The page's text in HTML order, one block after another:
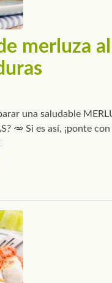
merluza
una saludable
🥕 Si es así, ¡ponte